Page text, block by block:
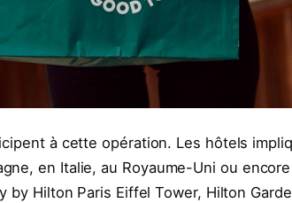
à cette opération. Les hôtels
en Italie, au Royaume-Uni ou
by Hilton Paris Eiffel Tower, Hilton